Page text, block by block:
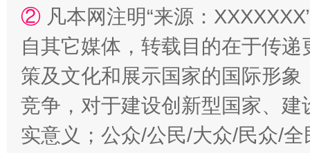
② 凡本网注明“来源：
自其它媒体，转载目的在于传
策及文化和展示国家的国际形
竞争，对于建设创新型国家、
实意义；公众/公民/大众/民众/